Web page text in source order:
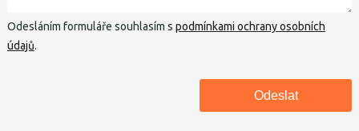
Odesláním formuláře souhlasím s podmínkami ochrany osobních
údajů.